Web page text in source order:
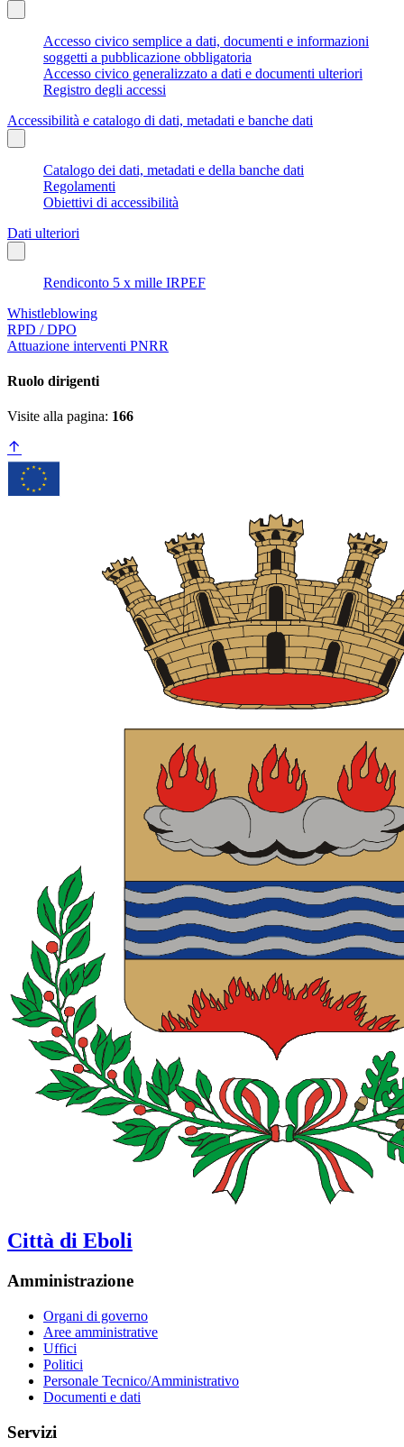
Accesso civico semplice a dati, documenti e informazioni
soggetti a pubblicazione obbligatoria
Accesso civico generalizzato a dati e documenti ulteriori
Registro degli accessi
Accessibilità e catalogo di dati, metadati e banche dati
Catalogo dei dati, metadati e della banche dati
Regolamenti
Obiettivi di accessibilità
Dati ulteriori
Rendiconto 5 x mille IRPEF
Whistleblowing
RPD / DPO
Attuazione interventi PNRR
Ruolo dirigenti
Visite alla pagina: 166
Città di Eboli
Amministrazione
Organi di governo
Aree amministrative
Uffici
Politici
Personale Tecnico/Amministrativo
Documenti e dati
Servizi